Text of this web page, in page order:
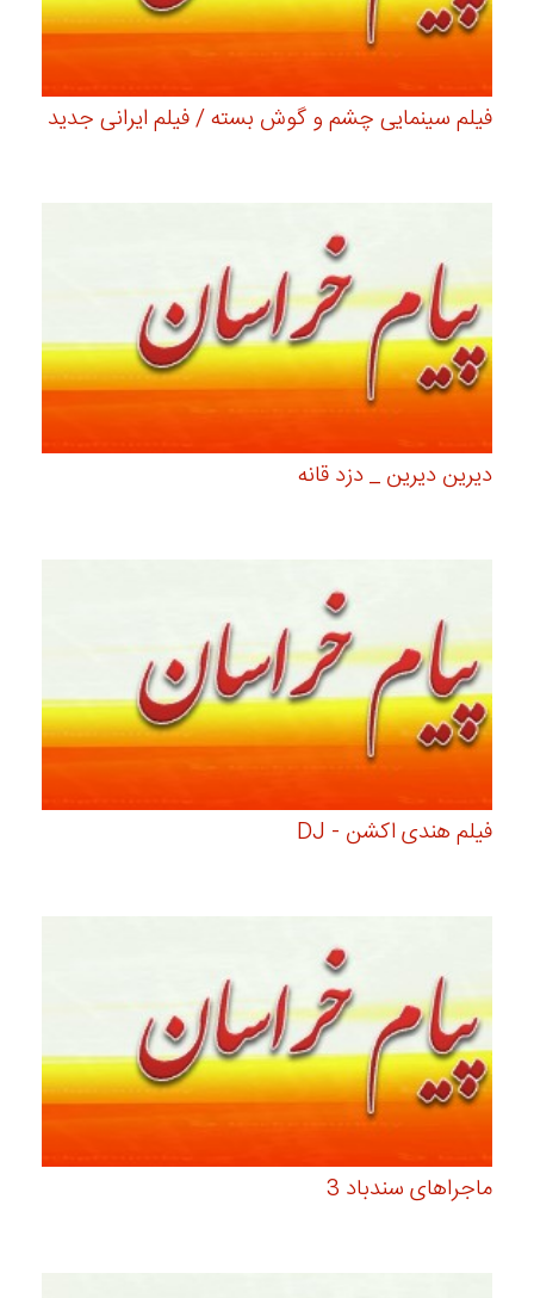
فیلم سینمایی چشم و گوش بسته / فیلم ایرانی جدید
دیرین دیرین _ دزد قانه
فیلم هندی اکشن - DJ
ماجراهای سندباد 3